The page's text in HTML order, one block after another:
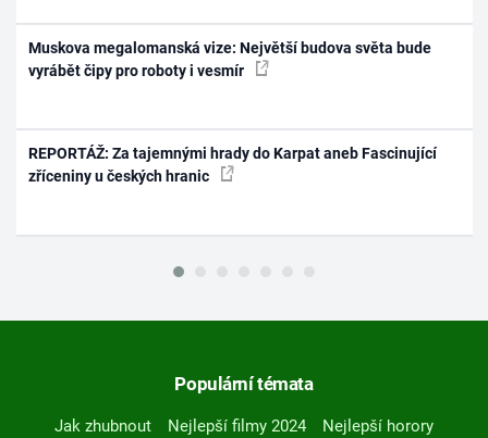
Muskova megalomanská vize: Největší budova světa bude
vyrábět čipy pro roboty i vesmír
REPORTÁŽ: Za tajemnými hrady do Karpat aneb Fascinující
zříceniny u českých hranic
Populární témata
Jak zhubnout Nejlepší filmy 2024
Nejlepší horory